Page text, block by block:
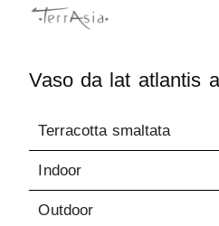
Vaso da lat atlantis
Terracotta smaltata
Indoor
Outdoor